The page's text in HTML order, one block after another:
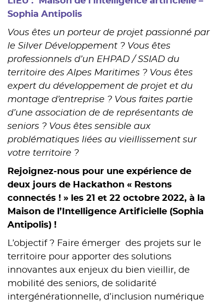
Sophia Antipolis
Vous êtes un porteur de projet passionné par
le Silver Développement ? Vous êtes
professionnels d’un EHPAD / SSIAD du
territoire des Alpes Maritimes ? Vous êtes
expert du développement de projet et du
montage d’entreprise ? Vous faites partie
d’une association de de représentants de
seniors ? Vous êtes sensible aux
problématiques liées au vieillissement sur
votre territoire ?
Rejoignez-nous pour une expérience de
deux jours de Hackathon « Restons
connectés ! » les 21 et 22 octobre 2022, à la
Maison de l’Intelligence Artificielle (Sophia
Antipolis) !
L’objectif ? Faire émerger des projets sur le
territoire pour apporter des solutions
innovantes aux enjeux du bien vieillir, de
mobilité des seniors, de solidarité
intergénérationnelle, d’inclusion numérique